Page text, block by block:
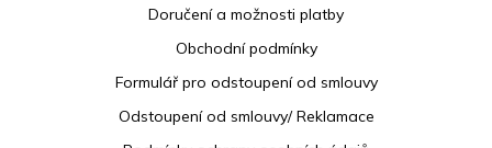
Doručení a možnosti platby
Obchodní podmínky
Formulář pro odstoupení od smlouvy
Odstoupení od smlouvy/ Reklamace